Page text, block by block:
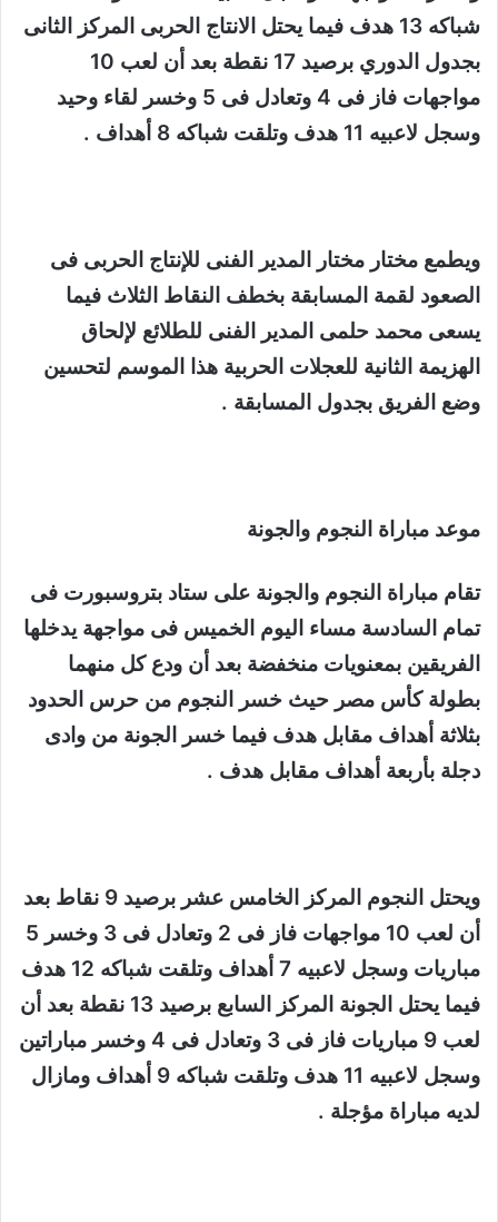
شباكه 13 هدف فيما يحتل الانتاج الحربى المركز الثانى
بجدول الدوري برصيد 17 نقطة بعد أن لعب 10
مواجهات فاز فى 4 وتعادل فى 5 وخسر لقاء وحيد
وسجل لاعبيه 11 هدف وتلقت شباكه 8 أهداف .
ويطمع مختار مختار المدير الفنى للإنتاج الحربى فى
الصعود لقمة المسابقة بخطف النقاط الثلاث فيما
يسعى محمد حلمى المدير الفنى للطلائع لإلحاق
الهزيمة الثانية للعجلات الحربية هذا الموسم لتحسين
وضع الفريق بجدول المسابقة .
موعد مباراة النجوم والجونة
تقام مباراة النجوم والجونة على ستاد بتروسبورت فى
تمام السادسة مساء اليوم الخميس فى مواجهة يدخلها
الفريقين بمعنويات منخفضة بعد أن ودع كل منهما
بطولة كأس مصر حيث خسر النجوم من حرس الحدود
بثلاثة أهداف مقابل هدف فيما خسر الجونة من وادى
دجلة بأربعة أهداف مقابل هدف .
ويحتل النجوم المركز الخامس عشر برصيد 9 نقاط بعد
أن لعب 10 مواجهات فاز فى 2 وتعادل فى 3 وخسر 5
مباريات وسجل لاعبيه 7 أهداف وتلقت شباكه 12 هدف
فيما يحتل الجونة المركز السابع برصيد 13 نقطة بعد أن
لعب 9 مباريات فاز فى 3 وتعادل فى 4 وخسر مباراتين
وسجل لاعبيه 11 هدف وتلقت شباكه 9 أهداف ومازال
لديه مباراة مؤجلة .